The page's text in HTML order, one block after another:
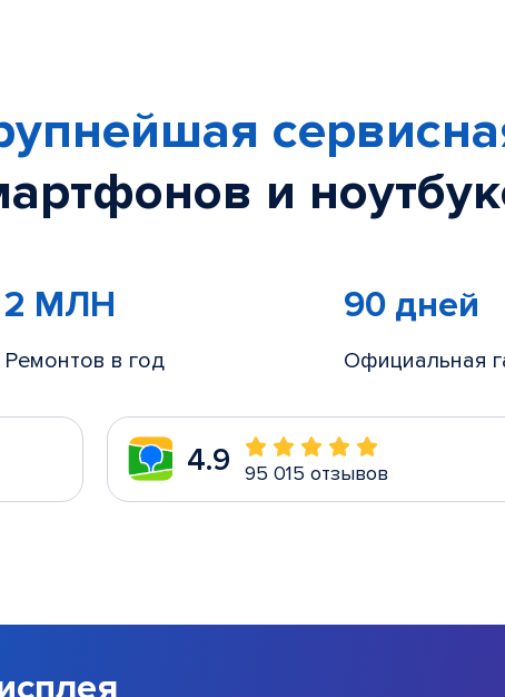
и
2 МЛН
Ремонтов в год
90 дней
Официальная
4.9 95 015 отзывов